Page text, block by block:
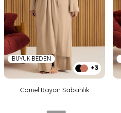
BÜYÜK BEDEN
+3
Camel Rayon Sabahlık